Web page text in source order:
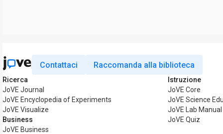
Contattaci Raccomanda alla biblioteca
Ricerca
JoVE Journal
JoVE Encyclopedia of Experiments
JoVE Visualize
Business
JoVE Business
Istruzione
JoVE Core
JoVE Science
JoVE Lab Manual
JoVE Quiz